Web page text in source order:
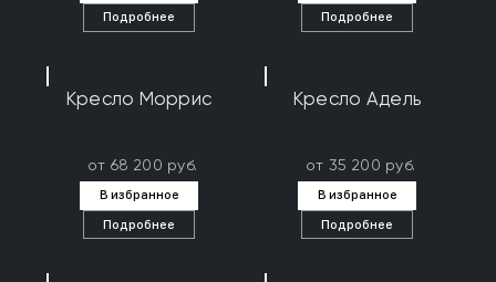
Подробнее
Подробнее
Кресло Моррис
от 68 200 руб.
В избранное
Подробнее
Кресло Адель
от 35 200 руб.
В избранное
Подробнее